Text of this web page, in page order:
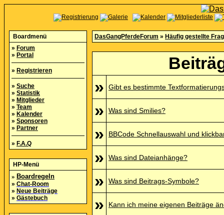
Boardmenü
» Forum
» Portal
» Registrieren
» Suche
» Statistik
» Mitglieder
» Team
» Kalender
» Sponsoren
» Partner
» F.A.Q
HP-Menü
» Boardregeln
» Chat-Room
» Neue Beiträge
» Gästebuch
DasGangPferdeForum » Häufig gestellte
»
Gibt es bestimmte
» Was sind Smilies?
» BBCode Schnellauswahl und
» Was sind Dateianhänge?
» Was sind Beitrags-Symbole?
» Kann ich meine eigenen Beiträge